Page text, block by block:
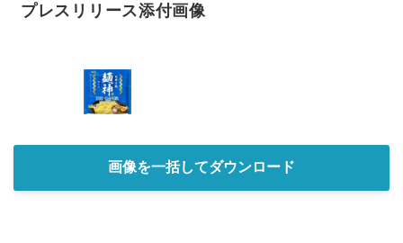
プレスリリース添付画像
画像を一括してダウンロード